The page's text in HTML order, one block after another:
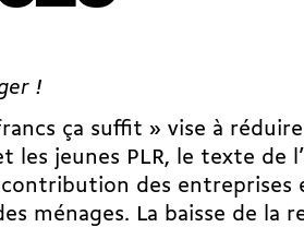
!
ça suffit » vise à
les jeunes PLR, le texte de
des entreprises
ménages. La baisse de la